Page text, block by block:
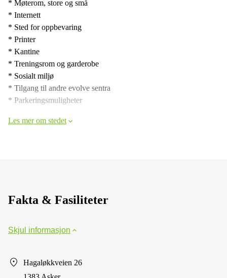
* Møterom, store og små
* Internett
* Sted for oppbevaring
* Printer
* Kantine
* Treningsrom og garderobe
* Sosialt miljø
* Tilgang til andre evolve sentra
* Parkeringsmuligheter
Les mer om stedet
Fakta & Fasiliteter
Skjul informasjon
Hagaløkkveien 26